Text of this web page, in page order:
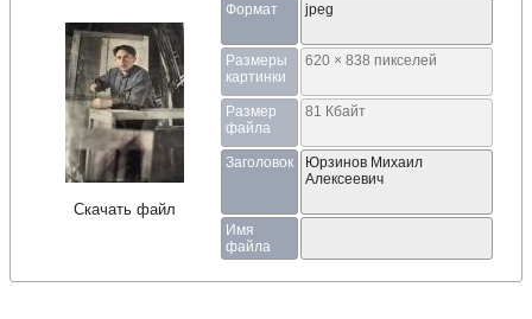
Скачать файл
Формат jpeg
Размеры
картинки
620 × 838 пикселей
Размер
файла
81 Кбайт
Заголовок
Юрзинов Михаил
Алексеевич
Имя
файла